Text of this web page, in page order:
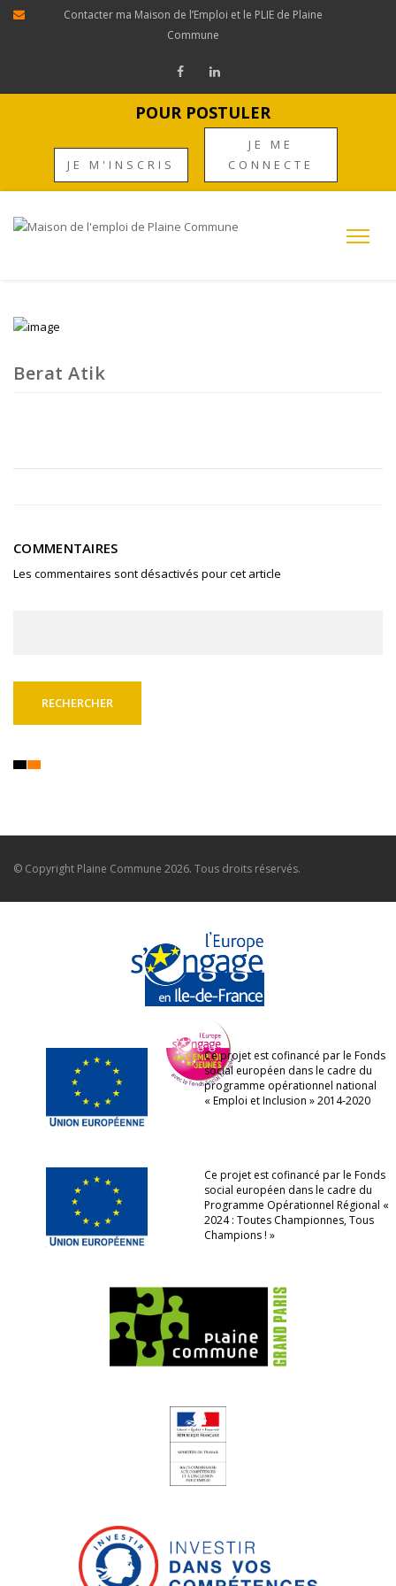
Contacter ma Maison de l’Emploi et le PLIE de Plaine
Commune
POUR POSTULER
JE M'INSCRIS
JE ME
CONNECTE
Berat Atik
COMMENTAIRES
Les commentaires sont désactivés pour cet article
© Copyright Plaine Commune 2026. Tous droits réservés.
Ce projet est cofinancé par le Fonds
social européen dans le cadre du
programme opérationnel national
« Emploi et Inclusion » 2014-2020
Ce projet est cofinancé par le Fonds
social européen dans le cadre du
Programme Opérationnel Régional «
2024 : Toutes Championnes, Tous
Champions ! »